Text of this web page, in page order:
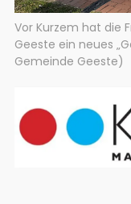
Vor Kurzem hat die
Geeste ein neues
Gemeinde Geeste)